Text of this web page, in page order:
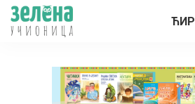
ЋИР